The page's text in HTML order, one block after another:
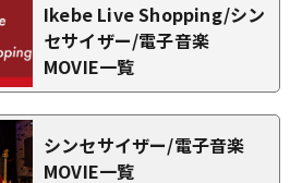
Ikebe Live Shopping/シン
セサイザー/電子音楽
MOVIE一覧
シンセサイザー/電子音楽
MOVIE一覧